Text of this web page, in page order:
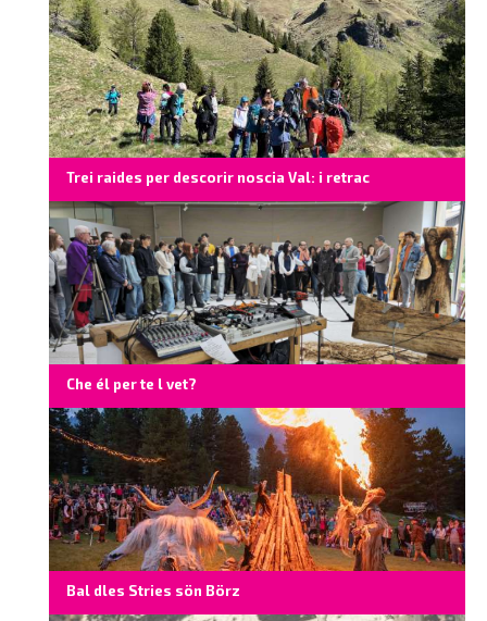
Trei raides per descorir noscia Val: i retrac
Che él per te l vet?
Bal dles Stries sön Börz